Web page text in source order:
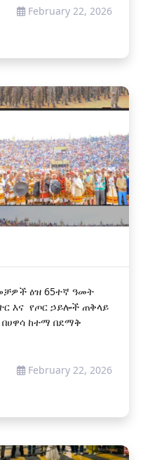
February 22, 2026
ዕዝ 65ተኛ ዓመት
እና የጦር ኃይሎች ጠቅላይ
ከተማ በደማቅ
February 22, 2026